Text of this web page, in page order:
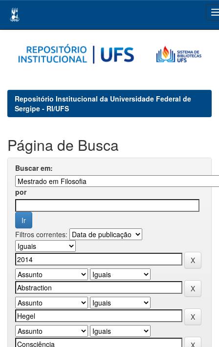
navigation
Repositório Institucional da Universidade Federal de
Sergipe - RI/UFS
Página de Busca
Buscar em:
por
Filtros correntes: